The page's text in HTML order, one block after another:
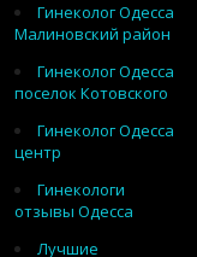
Гинеколог Одесса
Малиновский район
Гинеколог Одесса
поселок Котовского
Гинеколог Одесса
центр
Гинекологи
отзывы Одесса
Лучшие